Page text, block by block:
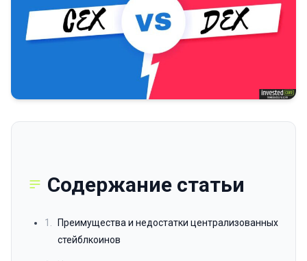
Содержание статьи
1.
Преимущества и недостатки централизованных
стейблкоинов